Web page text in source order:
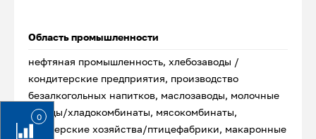
0
Область промышленности
нефтяная промышленность, хлебозаводы /
кондитерские предприятия, производство
безалкогольных напитков, маслозаводы, молочные
заводы/хладокомбинаты, мясокомбинаты,
фермерские хозяйства/птицефабрики, макаронные